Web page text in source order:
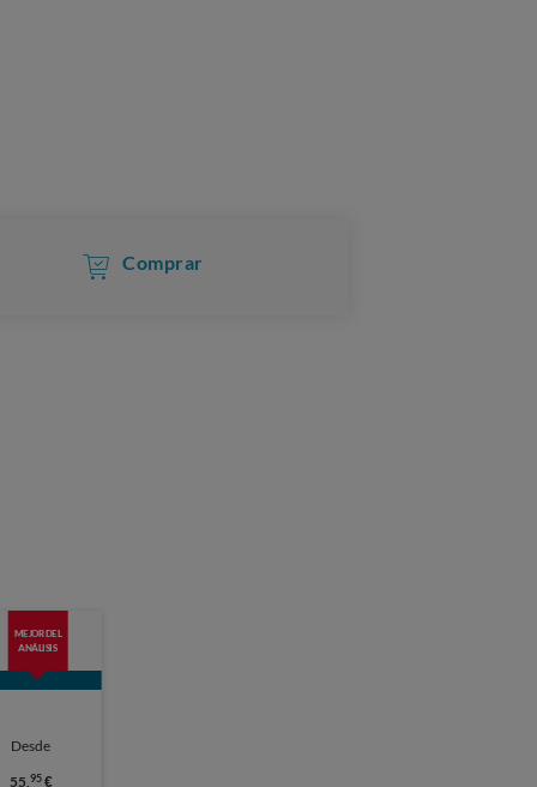
Comprar
MEJOR DEL
ANÁLISIS
Desde
55,95 €